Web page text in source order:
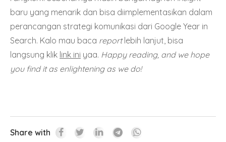
baru yang menarik dan bisa diimplementasikan dalam
perancangan strategi komunikasi dari Google Year in
Search. Kalo mau baca reportlebih lanjut, bisa
langsung klik link ini yaa. Happy reading, and we hope
you find it as enlightening as we do!
Share with